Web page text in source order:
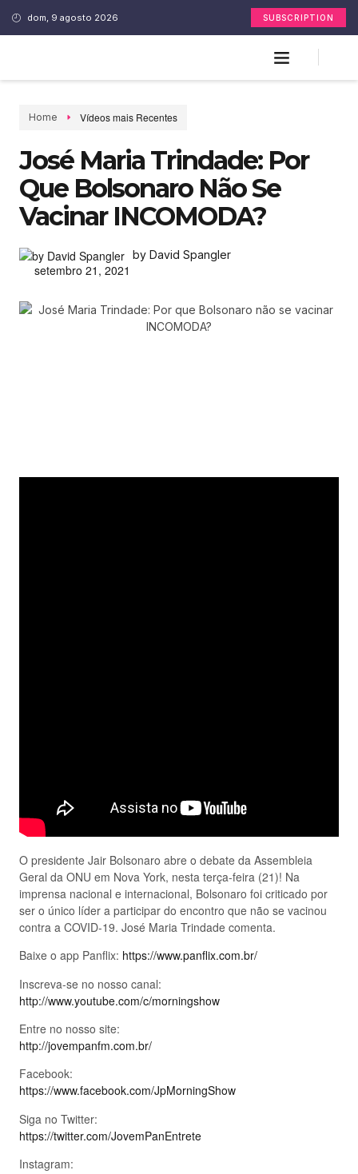
dom, 9 agosto 2026 SUBSCRIPTION
Home Vídeos mais Recentes
José Maria Trindade: Por
Que Bolsonaro Não Se
Vacinar INCOMODA?
by David Spangler
setembro 21, 2021
O presidente Jair Bolsonaro abre o debate da Assembleia
Geral da ONU em Nova York, nesta terça-feira (21)! Na
imprensa nacional e internacional, Bolsonaro foi criticado por
ser o único líder a participar do encontro que não se vacinou
contra a COVID-19. José Maria Trindade comenta.
Baixe o app Panflix: https://www.panflix.com.br/
Inscreva-se no nosso canal:
http://www.youtube.com/c/morningshow
Entre no nosso site:
http://jovempanfm.com.br/
Facebook:
https://www.facebook.com/JpMorningShow
Siga no Twitter:
https://twitter.com/JovemPanEntrete
Instagram: